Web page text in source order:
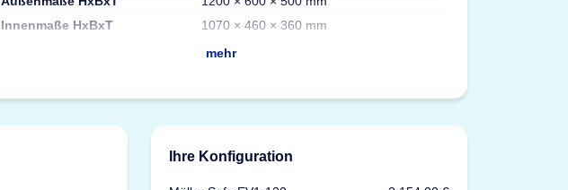
Innenmaße HxBxT
1070 × 460 × 360 mm
mehr
Ihre Konfiguration